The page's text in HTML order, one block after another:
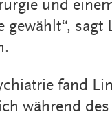
und
gewählt“,
fand
während